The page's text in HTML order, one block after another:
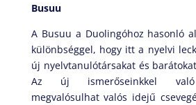
Busuu
A Busuu a Duolingóhoz hasonló
különbséggel, hogy itt a nyelvi
új nyelvtanulótársakat és
Az új ismerőseinkkel való
megvalósulhat valós idejű